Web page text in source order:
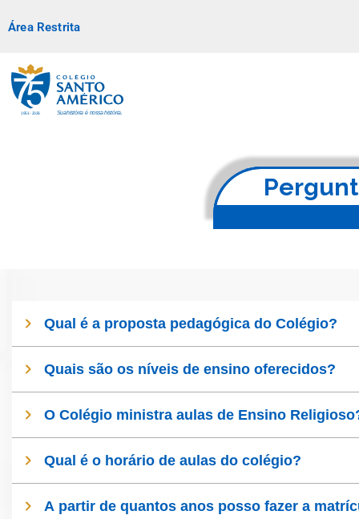
Área Restrita
Qual é a proposta pedagógica do Colégio?
Quais são os níveis de ensino oferecidos?
O Colégio ministra aulas de Ensino
Qual é o horário de aulas do colégio?
A partir de quantos anos posso fazer a